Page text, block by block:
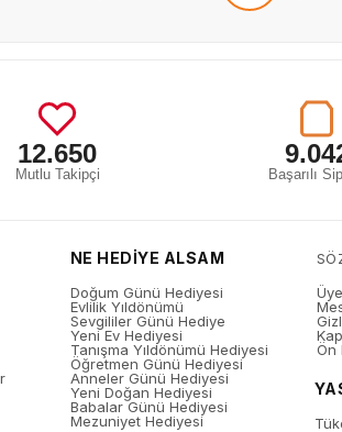
12.650
Mutlu Takipçi Başarılı
NE HEDİYE ALSAM
Doğum Günü Hediyesi
Evlilik Yıldönümü
Sevgililer Günü Hediye
Yeni Ev Hediyesi
Tanışma Yıldönümü Hediyesi
Öğretmen Günü Hediyesi
Anneler Günü Hediyesi
Yeni Doğan Hediyesi
Babalar Günü Hediyesi
Mezuniyet Hediyesi
Ön